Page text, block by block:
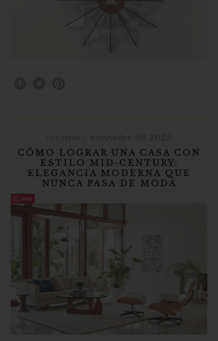
CÓMO LOGRAR UNA CASA CON
ESTILO MID-CENTURY:
ELEGANCIA MODERNA QUE
NUNCA PASA DE MODA
Save